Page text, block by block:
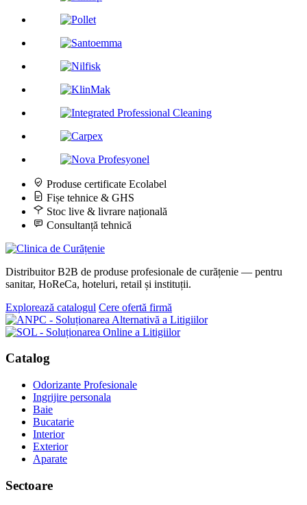
Produse certificate Ecolabel
Fișe tehnice & GHS
Stoc live & livrare națională
Consultanță tehnică
Distribuitor B2B de produse profesionale de curățenie — pentru
sanitar, HoReCa, hoteluri, retail și instituții.
Explorează catalogul Cere ofertă firmă
Catalog
Odorizante Profesionale
Ingrijire personala
Baie
Bucatarie
Interior
Exterior
Aparate
Sectoare